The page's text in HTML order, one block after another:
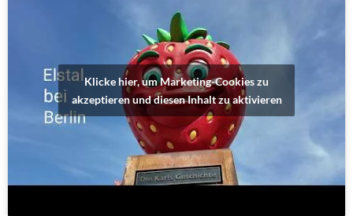
Klicke hier, um Marketing-Cookies zu
akzeptieren und diesen Inhalt zu aktivieren